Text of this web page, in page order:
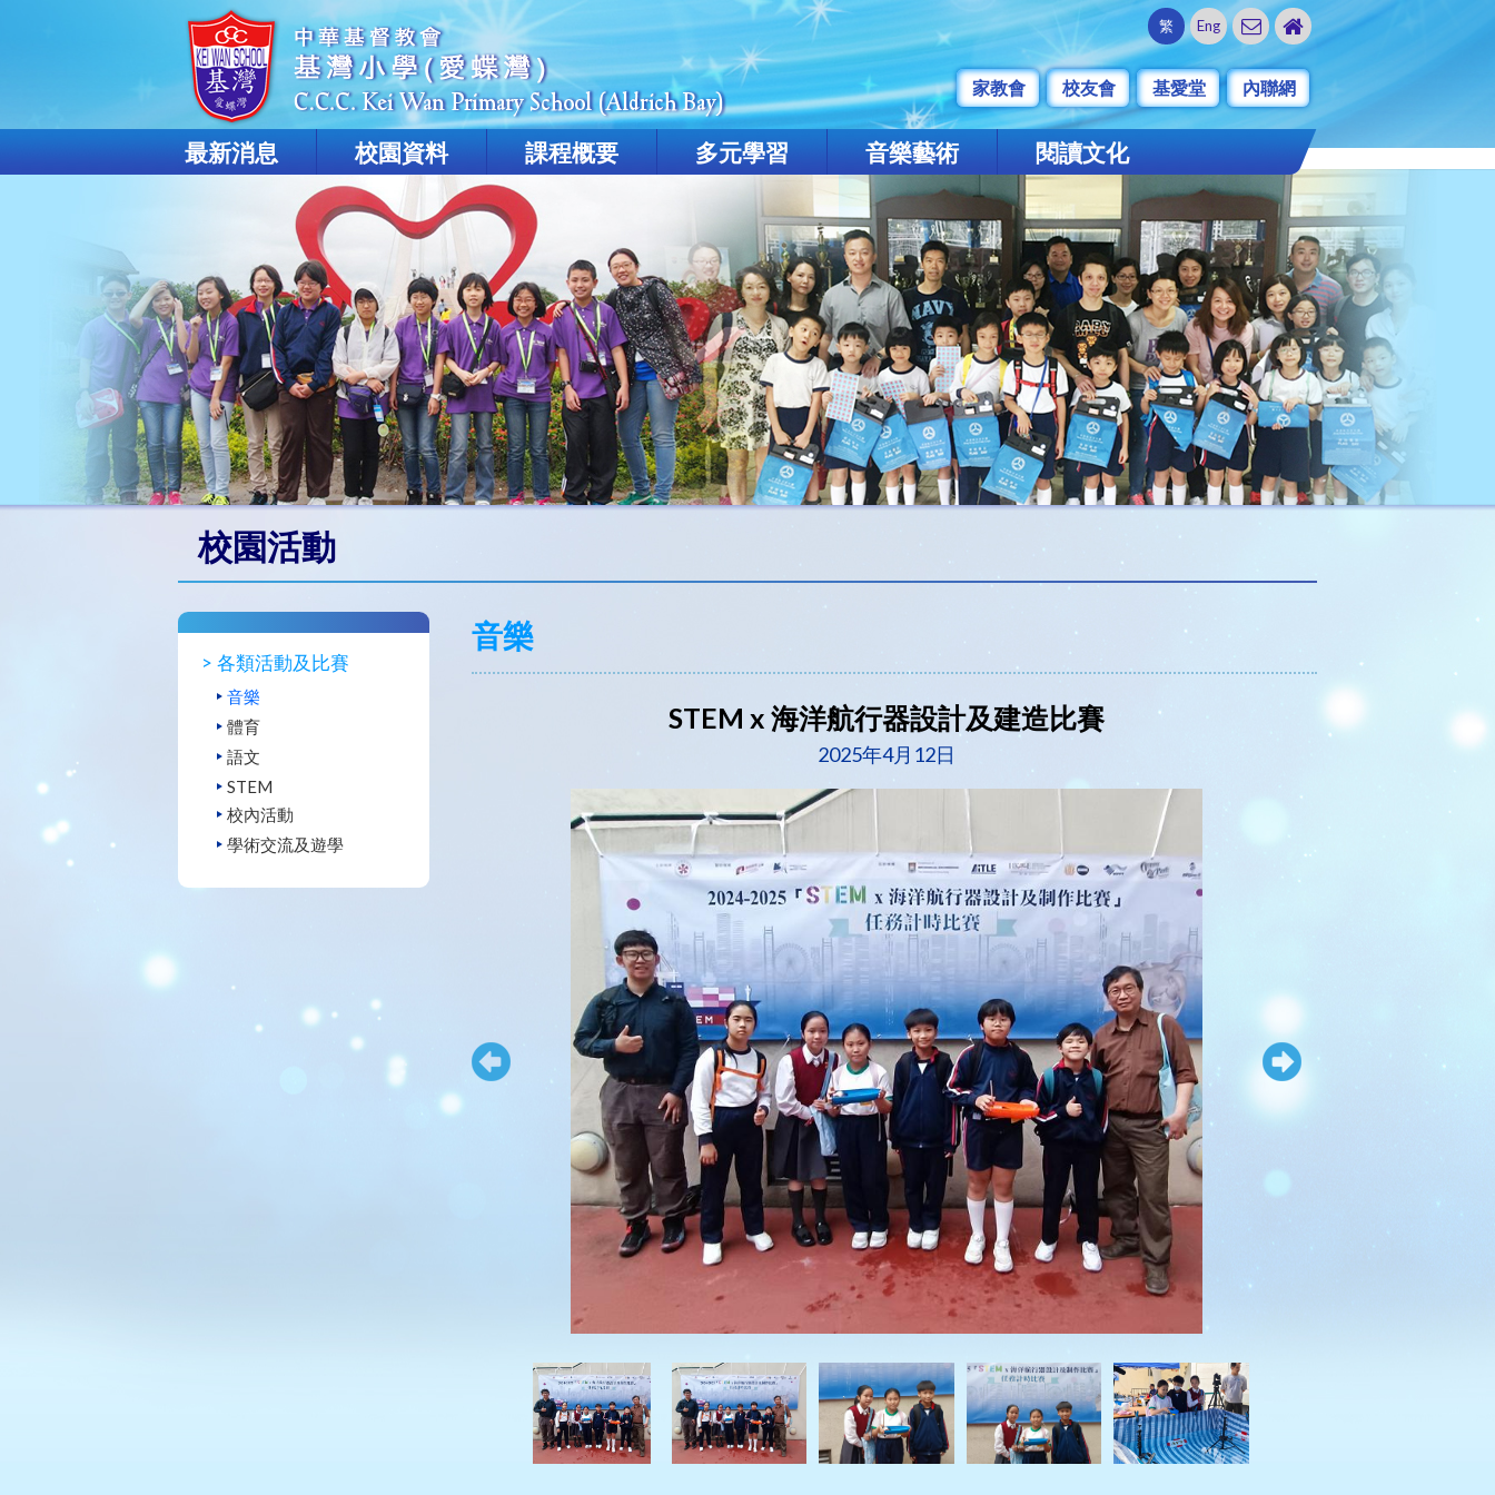
繁 Eng
家教會 校友會 基愛堂 內聯網
最新消息 校園資料 課程概要 多元學習 音樂藝術 閱讀文化
校園活動
各類活動及比賽
音樂
體育
語文
STEM
校內活動
學術交流及遊學
音樂
STEM x 海洋航行器設計及建造比賽
2025年4月12日